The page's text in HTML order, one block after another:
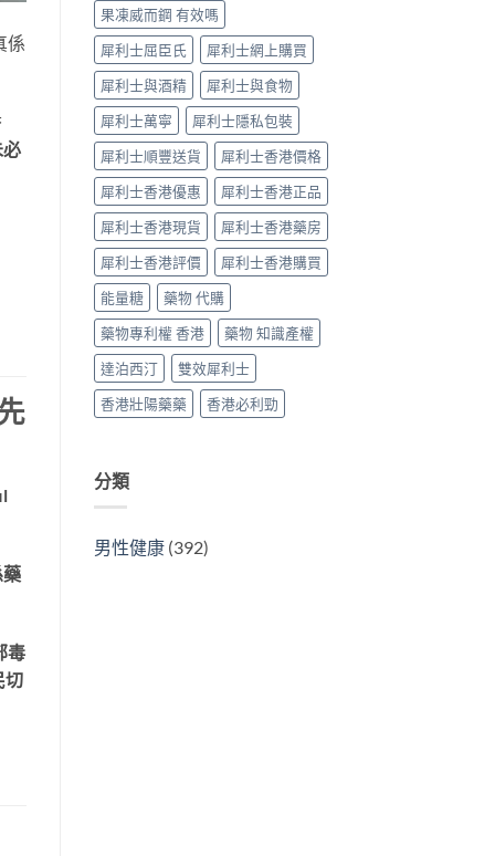
係
毒
切
果凍威而鋼 有效嗎
犀利士屈臣氏
犀利士網上購買
犀利士與酒精
犀利士與食物
犀利士萬寧
犀利士隱私包裝
犀利士順豐送貨
犀利士香港價格
犀利士香港優惠
犀利士香港正品
犀利士香港現貨
犀利士香港藥房
犀利士香港評價
犀利士香港購買
能量糖
藥物 代購
藥物專利權 香港
藥物 知識產權
達泊西汀
雙效犀利士
香港壯陽藥藥
香港必利勁
分類
男性健康(392)